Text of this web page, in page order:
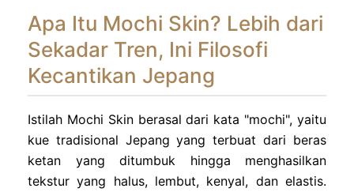
Apa Itu Mochi Skin? Lebih dari
Sekadar Tren, Ini Filosofi
Kecantikan Jepang
Istilah Mochi Skin berasal dari kata "mochi", yaitu
kue tradisional Jepang yang terbuat dari beras
ketan yang ditumbuk hingga menghasilkan
tekstur yang halus, lembut, kenyal, dan elastis.